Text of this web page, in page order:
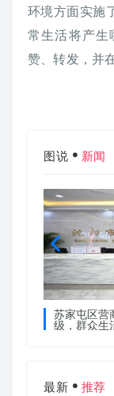
环境方面实施
常生活将产生
赞、转发，并
图说 新闻
苏家屯区营
级，群众生
最新 推荐